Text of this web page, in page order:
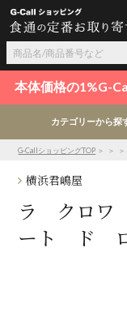
本体価格の1%G-
カテゴリーから探
G-CallショッピングTOP ＞ ＞
横浜君嶋屋
ラ クロ
ート ド